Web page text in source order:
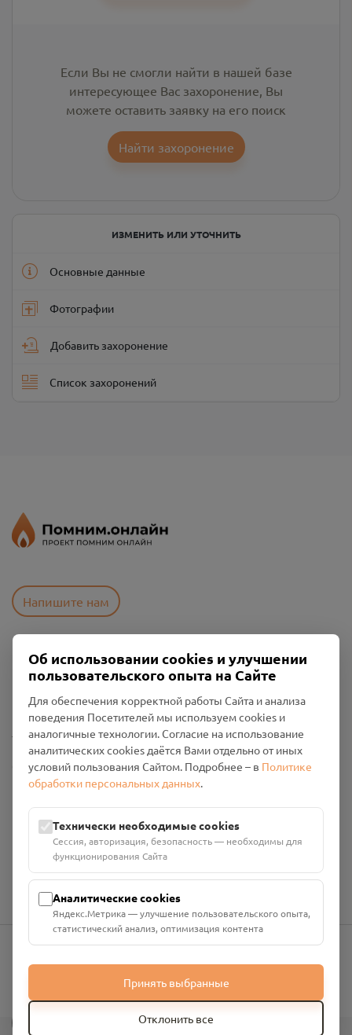
Если Вы не смогли найти в нашей базе
интересующее Вас захоронение, Вы
можете оставить заявку на его поиск
Найти захоронение
ИЗМЕНИТЬ ИЛИ УТОЧНИТЬ
Основные данные
Фотографии
Добавить захоронение
Список захоронений
Напишите нам
Пользовательское соглашение
Политика конфиденциальности
Промо-материалы
Настройки cookies
Общество с ограниченной ответственностью «Смоленский
Проект Помним»
Юридический адрес: 216790, Смоленская область, р-н
Руднянский, г. Рудня, улица Западная, д. 26А, пом. 18
Номер счёта: 40702810901130004287 в АО "АЛЬФА-БАНК"
Кор. счёт: 30101810200000000593
info@pomnim.online
Об использовании cookies и улучшении
пользовательского опыта на Сайте
Для обеспечения корректной работы Сайта и анализа
поведения Посетителей мы используем cookies и
аналогичные технологии. Согласие на использование
аналитических cookies даётся Вами отдельно от иных
условий пользования Сайтом. Подробнее – в Политике
обработки персональных данных.
Технически необходимые cookies
Сессия, авторизация, безопасность — необходимы для
функционирования Сайта
Аналитические cookies
Яндекс.Метрика — улучшение пользовательского опыта,
статистический анализ, оптимизация контента
Принять выбранные
Отклонить все